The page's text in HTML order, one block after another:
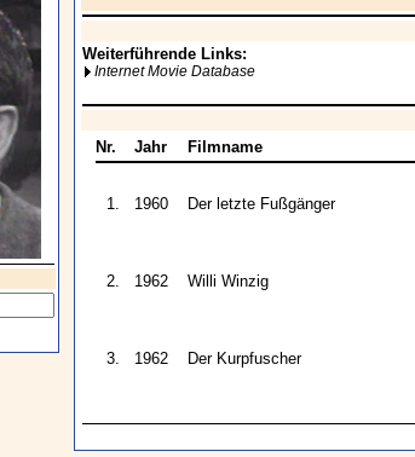
Weiterführende Links:
Internet Movie Database
Nr.
Jahr Filmname
1. 1960 Der letzte Fußgänger
2. 1962 Willi Winzig
3. 1962 Der Kurpfuscher